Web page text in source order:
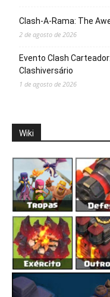
Clash-A-Rama: The
2 de agosto de 2026
Evento Clash
Clashiversário
1 de agosto de 2026
Wiki